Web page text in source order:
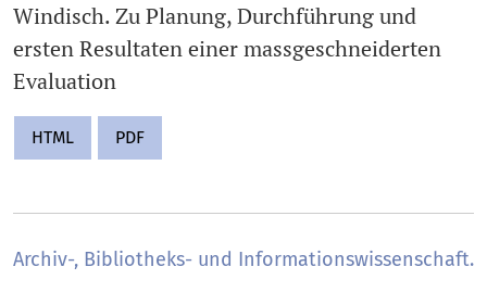
Windisch. Zu Planung, Durchführung und
ersten Resultaten einer massgeschneiderten
Evaluation
HTML PDF
Archiv-, Bibliotheks- und Informationswissenschaft.